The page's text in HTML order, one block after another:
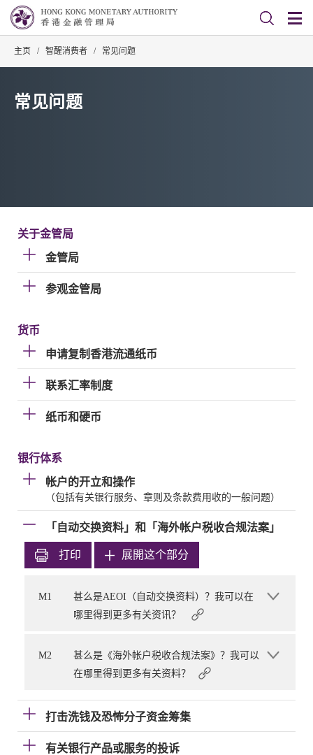
主页 / 智醒消费者 / 常见问题
常见问题
关于金管局
金管局
参观金管局
货币
申请复制香港流通纸币
联系汇率制度
纸币和硬币
银行体系
帐户的开立和操作
（包括有关银行服务、章则及条款费用收的一般问题）
「自动交换资料」和「海外帐户税收合规法案」
打印 展開这个部分
M1
甚么是AEOI（自动交换资料）？我可以在
哪里得到更多有关资讯？
M2
甚么是《海外帐户税收合规法案》？我可以
在哪里得到更多有关资料？
打击洗钱及恐怖分子资金筹集
有关银行产品或服务的投诉